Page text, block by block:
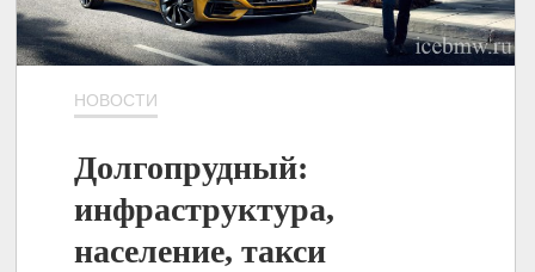
НОВОСТИ
Долгопрудный:
инфраструктура,
население, такси